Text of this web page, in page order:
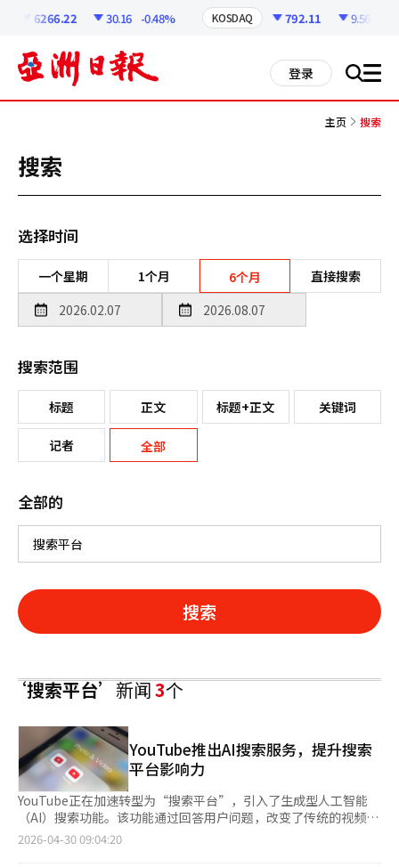
6266.22 30.16 -0.48% KOSDAQ 792.11 9.56
登录 搜 all
主页 搜索
搜索
选择时间
一个星期 1个月 6个月 直接搜索
搜索范围
标题 正文 标题+正文 关键词
记者 全部
全部的
搜索
‘搜索平台’新闻3个
YouTube推出AI搜索服务，提升搜索
平台影响力
YouTube正在加速转型为“搜索平台”，引入了生成型人工智能
（AI）搜索功能。该功能通过回答用户问题，改变了传统的视频搜
索结构。据业内消息，YouTube在美国推出了面向18岁以上高级
2026-04-30 09:04:20